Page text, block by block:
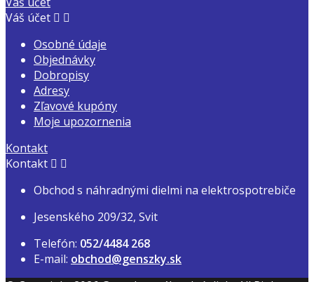
Váš účet  
Osobné údaje
Objednávky
Dobropisy
Adresy
Zľavové kupóny
Moje upozornenia
Kontakt
Kontakt  
Obchod s náhradnými dielmi na elektrospotrebiče
Jesenského 209/32, Svit
Telefón: 052/4484 268
E-mail: obchod@genszky.sk